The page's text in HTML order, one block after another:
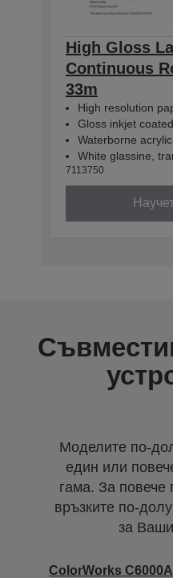
High Gloss
Continuous
33m
High resolution
Gloss inkjet coated
Waterborne
White glassine,
7113750
Моделите по-
един или
гама. За повече
връзките по-
за
ColorWorks